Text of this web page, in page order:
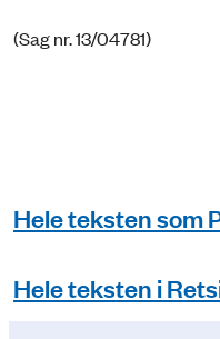
(Sag nr. 13/04781)
Hele teksten som
Hele teksten i